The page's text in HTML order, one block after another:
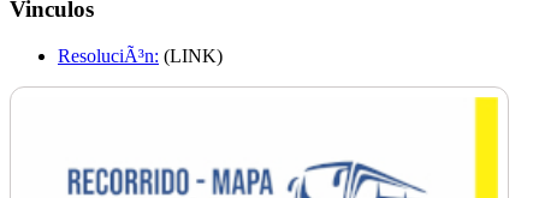
Vinculos
ResoluciÃ³n: (LINK)